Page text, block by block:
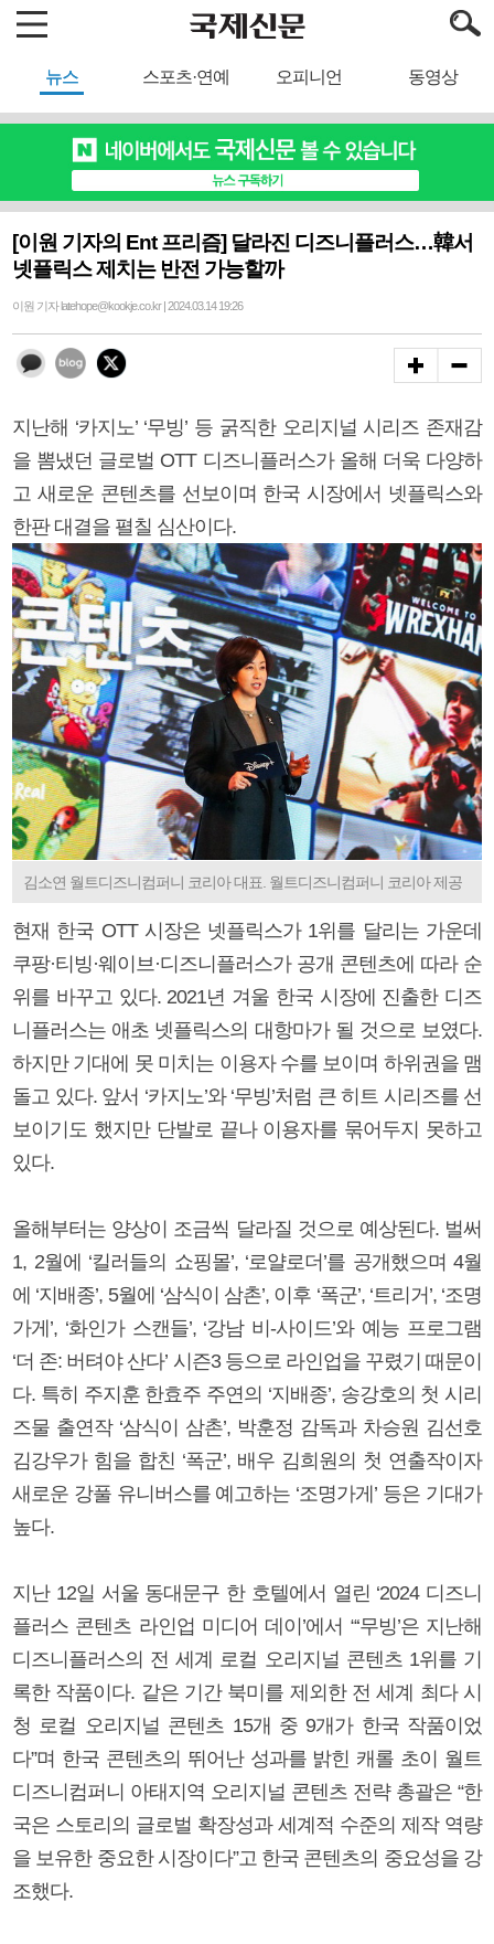
뉴스 스포츠·연예 오피니언 동영상
[이원 기자의 Ent 프리즘] 달라진 디즈니플러스…韓서
넷플릭스 제치는 반전 가능할까
이원 기자 latehope@kookje.co.kr | 2024.03.14 19:26
지난해 ‘카지노’ ‘무빙’ 등 굵직한 오리지널 시리즈 존재감
을 뽐냈던 글로벌 OTT 디즈니플러스가 올해 더욱 다양하
고 새로운 콘텐츠를 선보이며 한국 시장에서 넷플릭스와
한판 대결을 펼칠 심산이다.
김소연 월트디즈니컴퍼니 코리아 대표. 월트디즈니컴퍼니 코리아 제공
현재 한국 OTT 시장은 넷플릭스가 1위를 달리는 가운데
쿠팡·티빙·웨이브·디즈니플러스가 공개 콘텐츠에 따라 순
위를 바꾸고 있다. 2021년 겨울 한국 시장에 진출한 디즈
니플러스는 애초 넷플릭스의 대항마가 될 것으로 보였다.
하지만 기대에 못 미치는 이용자 수를 보이며 하위권을 맴
돌고 있다. 앞서 ‘카지노’와 ‘무빙’처럼 큰 히트 시리즈를 선
보이기도 했지만 단발로 끝나 이용자를 묶어두지 못하고
있다.
올해부터는 양상이 조금씩 달라질 것으로 예상된다. 벌써
1, 2월에 ‘킬러들의 쇼핑몰’, ‘로얄로더’를 공개했으며 4월
에 ‘지배종’, 5월에 ‘삼식이 삼촌’, 이후 ‘폭군’, ‘트리거’, ‘조명
가게’, ‘화인가 스캔들’, ‘강남 비-사이드’와 예능 프로그램
‘더 존: 버텨야 산다’ 시즌3 등으로 라인업을 꾸렸기 때문이
다. 특히 주지훈 한효주 주연의 ‘지배종’, 송강호의 첫 시리
즈물 출연작 ‘삼식이 삼촌’, 박훈정 감독과 차승원 김선호
김강우가 힘을 합친 ‘폭군’, 배우 김희원의 첫 연출작이자
새로운 강풀 유니버스를 예고하는 ‘조명가게’ 등은 기대가
높다.
지난 12일 서울 동대문구 한 호텔에서 열린 ‘2024 디즈니
플러스 콘텐츠 라인업 미디어 데이’에서 “‘무빙’은 지난해
디즈니플러스의 전 세계 로컬 오리지널 콘텐츠 1위를 기
록한 작품이다. 같은 기간 북미를 제외한 전 세계 최다 시
청 로컬 오리지널 콘텐츠 15개 중 9개가 한국 작품이었
다”며 한국 콘텐츠의 뛰어난 성과를 밝힌 캐롤 초이 월트
디즈니컴퍼니 아태지역 오리지널 콘텐츠 전략 총괄은 “한
국은 스토리의 글로벌 확장성과 세계적 수준의 제작 역량
을 보유한 중요한 시장이다”고 한국 콘텐츠의 중요성을 강
조했다.